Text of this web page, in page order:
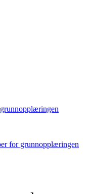
for grunnopplæringen